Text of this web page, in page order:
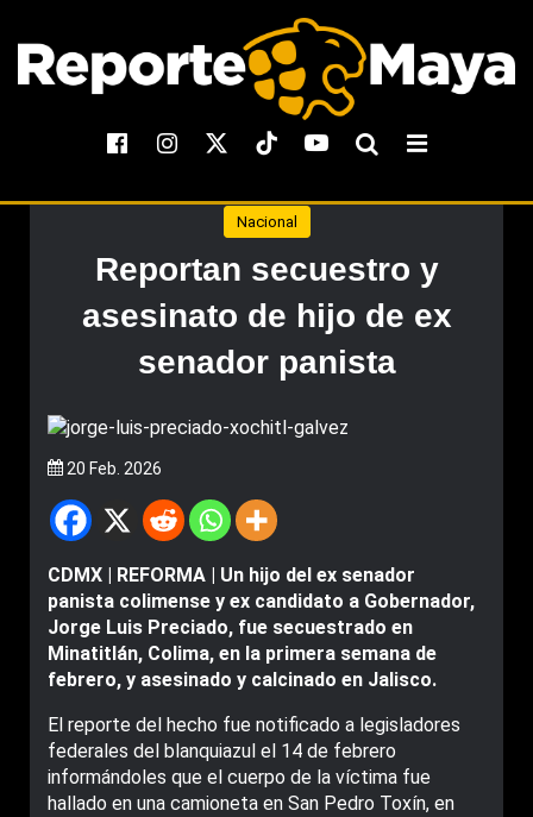
Nacional
Reportan secuestro y
asesinato de hijo de ex
senador panista
20 Feb. 2026
CDMX | REFORMA | Un hijo del ex senador
panista colimense y ex candidato a Gobernador,
Jorge Luis Preciado, fue secuestrado en
Minatitlán, Colima, en la primera semana de
febrero, y asesinado y calcinado en Jalisco.
El reporte del hecho fue notificado a legisladores
federales del blanquiazul el 14 de febrero
informándoles que el cuerpo de la víctima fue
hallado en una camioneta en San Pedro Toxín, en